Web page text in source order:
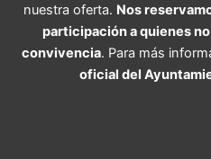
nuestra oferta. Nos
participación a quienes
convivencia. Para más
oficial del